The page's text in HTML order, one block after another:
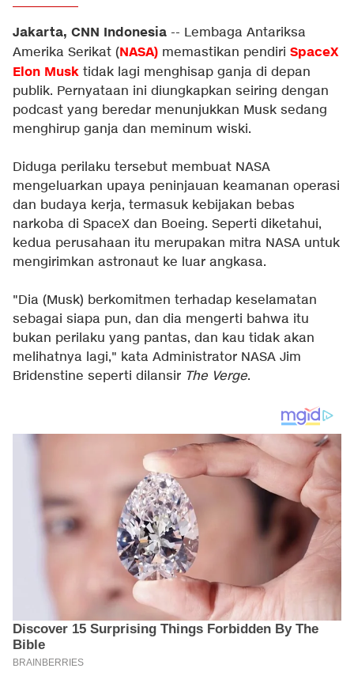
Jakarta, CNN Indonesia -- Lembaga Antariksa
Amerika Serikat (NASA) memastikan pendiri SpaceX
Elon Musk tidak lagi menghisap ganja di depan
publik. Pernyataan ini diungkapkan seiring dengan
podcast yang beredar menunjukkan Musk sedang
menghirup ganja dan meminum wiski.
Diduga perilaku tersebut membuat NASA
mengeluarkan upaya peninjauan keamanan operasi
dan budaya kerja, termasuk kebijakan bebas
narkoba di SpaceX dan Boeing. Seperti diketahui,
kedua perusahaan itu merupakan mitra NASA untuk
mengirimkan astronaut ke luar angkasa.
"Dia (Musk) berkomitmen terhadap keselamatan
sebagai siapa pun, dan dia mengerti bahwa itu
bukan perilaku yang pantas, dan kau tidak akan
melihatnya lagi," kata Administrator NASA Jim
Bridenstine seperti dilansir The Verge.